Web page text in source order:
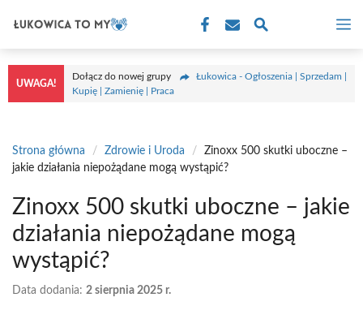
treści
UWAGA!
Dołącz do nowej grupy
Łukowica - Ogłoszenia | Sprzedam |
Kupię | Zamienię | Praca
Strona główna / Zdrowie i Uroda /
Zinoxx 500 skutki uboczne –
jakie działania niepożądane mogą wystąpić?
Zinoxx 500 skutki uboczne – jakie
działania niepożądane mogą
wystąpić?
Data dodania: 2 sierpnia 2025 r.